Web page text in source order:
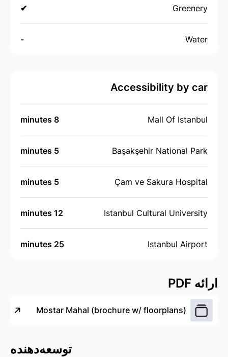
Greenery
✔
Water
-
Accessibility by car
Mall Of Istanbul
8 minutes
Başakşehir National Park
5 minutes
Çam ve Sakura Hospital
5 minutes
Istanbul Cultural University
12 minutes
Istanbul Airport
25 minutes
ارائه PDF
Mostar Mahal (brochure w/ floorplans)
توسعه‌دهنده